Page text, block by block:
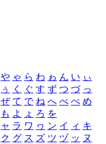
や ゃ ら わ ゎ ん い ぃ
ぅ く ぐ す ず つ づ っ
ぜ て で ね へ べ ぺ め
も よ ょ ろ を
ャ ラ ワ ヮ ン イ ィ キ
ク グ ス ズ ツ ヅ ッ ヌ